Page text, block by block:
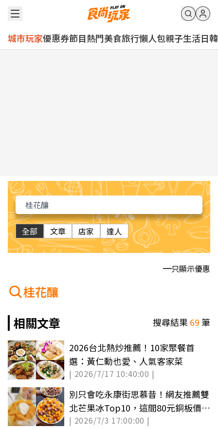
城市玩家優惠券節目熱門美食旅行懶人包親子生活日韓
全部 文章 店家 達人
只顯示優惠
桂花釀
相關文章
搜尋結果69筆
2026台北熱炒推薦！10家聚餐首
選：黃仁勳也愛、人氣客家菜
| 2026/7/17 10:40:00 |
別只會吃永康街思慕昔！網友推薦雙
北芒果冰Top10，這間80元銅板價又
美味
| 2026/7/3 17:00:00 |